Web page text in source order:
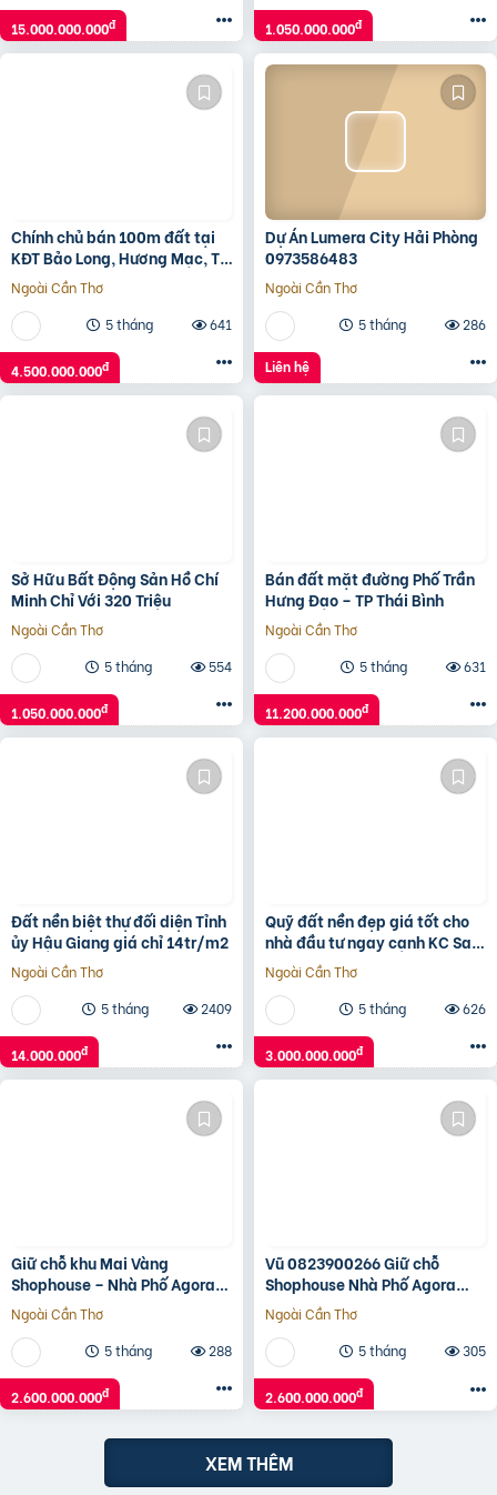
15.000.000.000đ 1.050.000.000đ
Chính chủ bán 100m đất tại
KĐT Bảo Long, Hương Mạc, Từ
Sơn, Bắc Ninh giá đầu tư
Ngoài Cần Thơ
5 tháng
641
4.500.000.000đ
Dự Án Lumera City Hải Phòng
0973586483
Ngoài Cần Thơ
5 tháng
286
Liên hệ
Sở Hữu Bất Động Sản Hồ Chí
Minh Chỉ Với 320 Triệu
Ngoài Cần Thơ
5 tháng
554
1.050.000.000đ
Bán đất mặt đường Phố Trần
Hưng Đạo – TP Thái Bình
Ngoài Cần Thơ
5 tháng
631
11.200.000.000đ
Đất nền biệt thự đối diện Tỉnh
ủy Hậu Giang giá chỉ 14tr/m2
Ngoài Cần Thơ
5 tháng
2409
14.000.000đ
Quỹ đất nền đẹp giá tốt cho
nhà đầu tư ngay cạnh KC Sam
Sung. Tiềm năng sinh lời vượt
trội.
Ngoài Cần Thơ
5 tháng
626
3.000.000.000đ
Giữ chỗ khu Mai Vàng
Shophouse – Nhà Phố Agora
City 6×18, ngay TT Hành
Chính hiện hữu: 0938230002
Ngoài Cần Thơ
5 tháng
288
2.600.000.000đ
Vũ 0823900266 Giữ chỗ
Shophouse Nhà Phố Agora
City 6×18, khu mới TT Hành
Chính hiện hữu: 2.6 Tỷ (V)
Ngoài Cần Thơ
5 tháng
305
2.600.000.000đ
XEM THÊM